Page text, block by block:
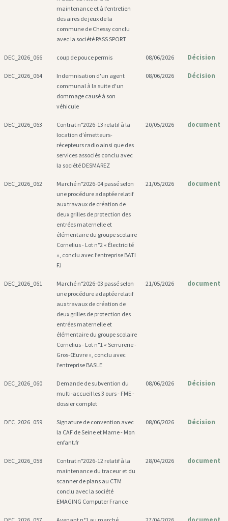
maintenance et à l’entretien
des aires de jeux de la
commune de Chessy conclu
avec la société PASS SPORT
DEC_2026_066 coup de pouce permis 08/06/2026 Décision
DEC_2026_064
Indemnisation d'un agent
communal à la suite d'un
dommage causé à son
véhicule
08/06/2026 Décision
DEC_2026_063
Contrat n°2026-13 relatif à la
location d’émetteurs-
récepteurs radio ainsi que des
services associés conclu avec
la société DESMAREZ
20/05/2026 document
DEC_2026_062
Marché n°2026-04 passé selon
une procédure adaptée relatif
aux travaux de création de
deux grilles de protection des
entrées maternelle et
élémentaire du groupe scolaire
Cornelius - Lot n°2 « Électricité
», conclu avec l’entreprise BATI
FJ
21/05/2026 document
DEC_2026_061
Marché n°2026-03 passé selon
une procédure adaptée relatif
aux travaux de création de
deux grilles de protection des
entrées maternelle et
élémentaire du groupe scolaire
Cornelius - Lot n°1 « Serrurerie -
Gros-Œuvre », conclu avec
l’entreprise BASLE
21/05/2026 document
DEC_2026_060
Demande de subvention du
multi-accueil les 3 ours - FME -
dossier complet
08/06/2026 Décision
DEC_2026_059
Signature de convention avec
la CAF de Seine et Marne - Mon
enfant.fr
08/06/2026 Décision
DEC_2026_058
Contrat n°2026-12 relatif à la
maintenance du traceur et du
scanner de plans au CTM
conclu avec la société
EMAGING Computer France
28/04/2026 document